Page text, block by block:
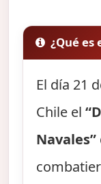
¿Qué es
El día 21
Chile el
Navales”